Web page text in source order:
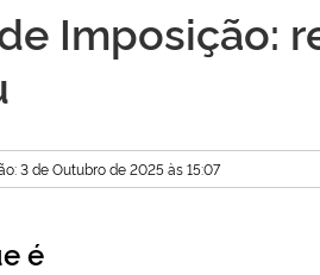
Imposição:
3 de Outubro de 2025 às 15:07
é